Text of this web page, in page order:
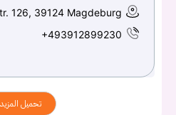
126, 39124 Magdeburg
+493912899230
تحميل المزيد